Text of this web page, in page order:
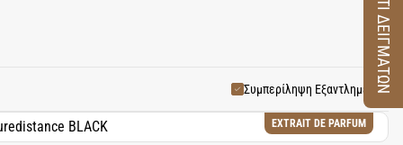
αυθεντικότητας
Συμπερίληψη Εξαντλημένων
EXTRAIT DE PARFUM
ΚΟΥΤΙ ΔΕΙΓΜΑΤΩΝ